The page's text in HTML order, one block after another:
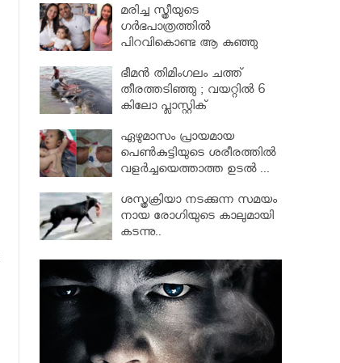
മരിച്ച സ്ത്രീയുടെ
ഗര്‍ഭപാത്രത്തില്‍
പിറവികൊണ്ട ആ കുഞ്ഞു
ഭീമന്‍ തിമിംഗലം ചത്ത്
തീരത്തടിഞ്ഞു ; വയറ്റില്‍ 6
കിലോ പ്ലാസ്റ്റിക്
ഏഴുമാസം പ്രായമായ
പെണ്‍കുട്ടിയുടെ ശരീരത്തില്‍
വളര്‍ച്ചയെത്താത്ത ഉടല്‍ ...
ശസ്ത്രക്രിയാ നടക്കുന്ന സമയം
നായ രോഗിയുടെ കാലുമായി
കടന്നു..